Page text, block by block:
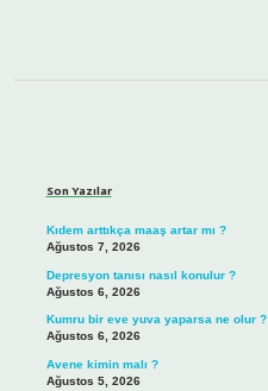
Son Yazılar
Kıdem arttıkça maaş artar mı ?
Ağustos 7, 2026
Depresyon tanısı nasıl konulur ?
Ağustos 6, 2026
Kumru bir eve yuva yaparsa ne olur ?
Ağustos 6, 2026
Avene kimin malı ?
Ağustos 5, 2026